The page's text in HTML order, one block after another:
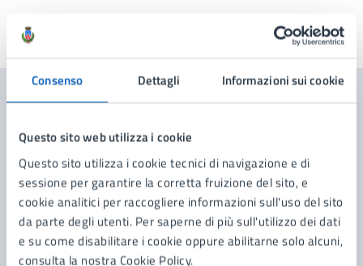
Consenso Dettagli Informazioni sui cookie
Questo sito web utilizza i cookie
Questo sito utilizza i cookie tecnici di navigazione e di
sessione per garantire la corretta fruizione del sito, e
cookie analitici per raccogliere informazioni sull'uso del sito
da parte degli utenti. Per saperne di più sull'utilizzo dei dati
e su come disabilitare i cookie oppure abilitarne solo alcuni,
consulta la nostra Cookie Policy.
Ultimo aggiornamento:
Amministrazione
Ambiente Ecologia